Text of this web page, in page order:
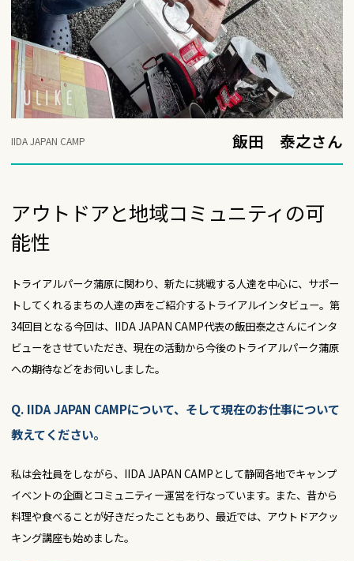
IIDA JAPAN CAMP 飯田 泰之さん
アウトドアと地域コミュニティの可
能性
トライアルパーク蒲原に関わり、新たに挑戦する人達を中心に、サポー
トしてくれるまちの人達の声をご紹介するトライアルインタビュー。第
34回目となる今回は、IIDA JAPAN CAMP代表の飯田泰之さんにインタ
ビューをさせていただき、現在の活動から今後のトライアルパーク蒲原
への期待などをお伺いしました。
Q. IIDA JAPAN CAMPについて、そして現在のお仕事について
教えてください。
私は会社員をしながら、IIDA JAPAN CAMPとして静岡各地でキャンプ
イベントの企画とコミュニティー運営を行なっています。また、昔から
料理や食べることが好きだったこともあり、最近では、アウトドアクッ
キング講座も始めました。